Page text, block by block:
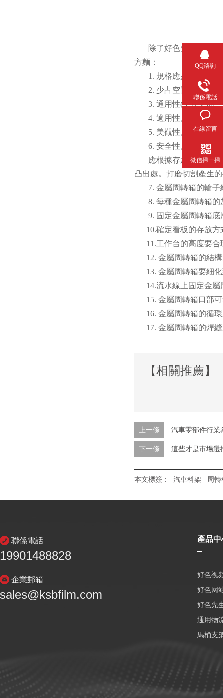
除了好色先生TV成人需
方麵：
1. 規格應盡量統一，品
2. 少占空間(包括麵積)
3. 通用性(工序之間、工
4. 適用性。考慮轉運方式(手
5. 美觀性。長、寬
6. 安全性。
應根據存放零件的形狀
凸出處。打磨切割產生的
7. 金屬周轉箱的輪子絕對
8. 每種金屬周轉箱的加
9. 固定金屬周轉箱底層
10.確定看板的存放方式
11.工作台的高度要合理
12. 金屬周轉箱的結構形
13. 金屬周轉箱要細化到
14.流水線上固定金屬周
15. 金屬周轉箱口部可
16. 金屬周轉箱的循環路
17. 金屬周轉箱的焊縫必
【相關推薦】
上一條 汽車零部件行業
下一條 這些才是市場選
本文標簽： 汽車料架 周轉
聯係電話
19901488828
企業郵箱
sales@ksbfilm.com
產品中
好色视
好色网
好色先
通用物
馬桶支
QQ谘詢
聯係電話
在線留言
微信掃一掃